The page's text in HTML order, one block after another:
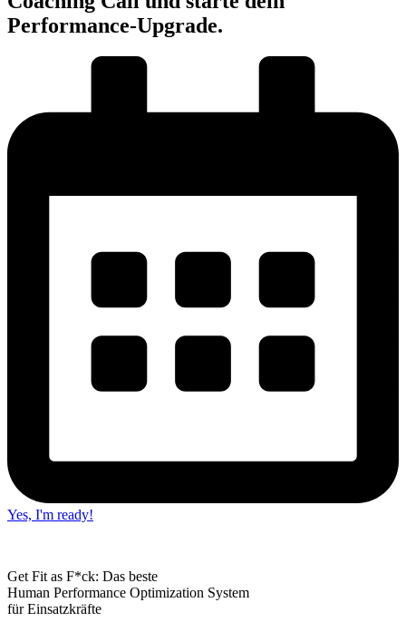
Performance-Upgrade.
Yes, I'm ready!
Get Fit as F*ck: Das beste
Human Performance Optimization System
für Einsatzkräfte